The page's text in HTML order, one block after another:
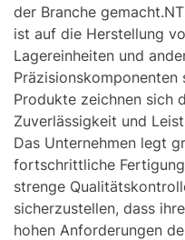
der Branche
ist auf die Herstellung
Lagereinheiten und
Präzisionskomponenten
Produkte zeichnen sich
Zuverlässigkeit und
Das Unternehmen legt
fortschrittliche
strenge
sicherzustellen, dass
hohen Anforderungen